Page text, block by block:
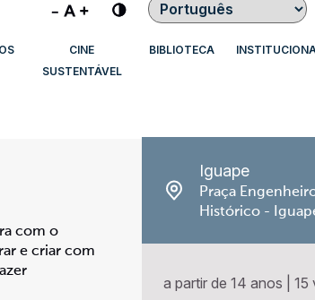
Contraste
CINE
SUSTENTÁVEL
BIBLIOTECA
com o
e criar com
Iguape
Praça
Histórico -
a partir de 14 anos 15